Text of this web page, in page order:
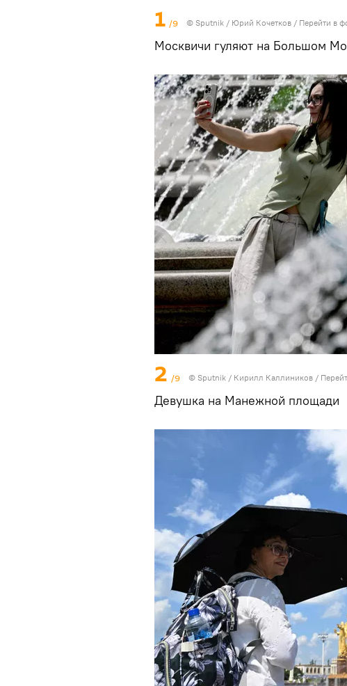
1 /9 © Sputnik / Юрий Кочетков / Перейти в
Москвичи гуляют на Большом
2 /9 © Sputnik / Кирилл Каллиников /
Девушка на Манежной площади